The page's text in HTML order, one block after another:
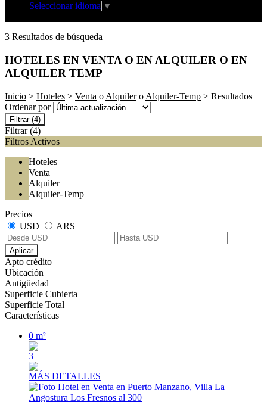
Seleccionar idioma ▼
3 Resultados de búsqueda
HOTELES EN VENTA O EN ALQUILER O EN
ALQUILER TEMP
Inicio > Hoteles > Venta o Alquilero Alquiler-Temp > Resultados
Ordenar por
Filtrar (4)
Filtrar (4)
Filtros Activos
Hoteles
Venta
Alquiler
Alquiler-Temp
Precios
USD
ARS
Aplicar
Apto crédito
Ubicación
Antigüedad
Superficie Cubierta
Superficie Total
Características
0 m²
3
MÁS DETALLES